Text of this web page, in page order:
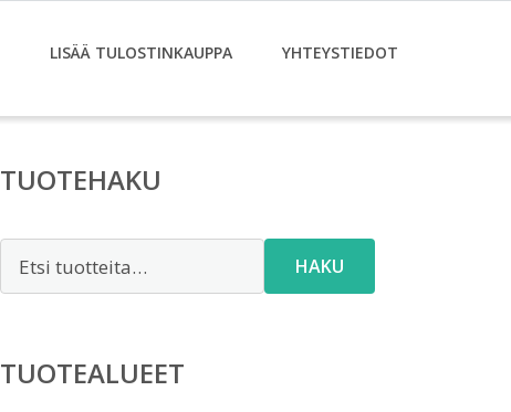
LISÄÄ TULOSTINKAUPPA YHTEYSTIEDOT
TUOTEHAKU
HAKU
TUOTEALUEET